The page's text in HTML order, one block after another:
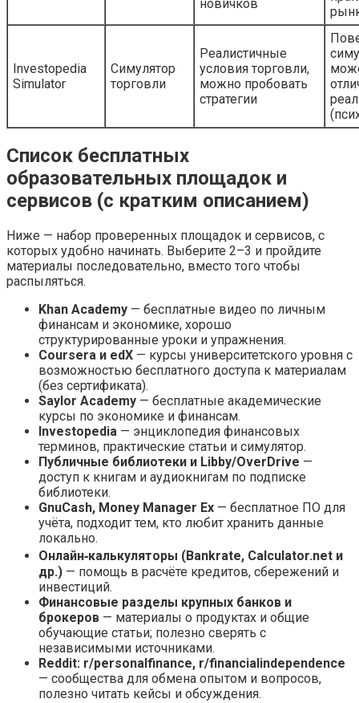
новичков
Investopedia
Simulator
Симулятор
торговли
Реалистичные
условия торговли,
можно пробовать
стратегии
Список бесплатных
образовательных площадок и
сервисов (с кратким описанием)
Ниже — набор проверенных площадок и сервисов, с
которых удобно начинать. Выберите 2–3 и пройдите
материалы последовательно, вместо того чтобы
распыляться.
Khan Academy — бесплатные видео по личным
финансам и экономике, хорошо
структурированные уроки и упражнения.
Coursera и edX — курсы университетского уровня с
возможностью бесплатного доступа к материалам
(без сертификата).
Saylor Academy — бесплатные академические
курсы по экономике и финансам.
Investopedia — энциклопедия финансовых
терминов, практические статьи и симулятор.
Публичные библиотеки и Libby/OverDrive —
доступ к книгам и аудиокнигам по подписке
библиотеки.
GnuCash, Money Manager Ex — бесплатное ПО для
учёта, подходит тем, кто любит хранить данные
локально.
Онлайн‑калькуляторы (Bankrate, Calculator.net и
др.) — помощь в расчёте кредитов, сбережений и
инвестиций.
Финансовые разделы крупных банков и
брокеров — материалы о продуктах и общие
обучающие статьи; полезно сверять с
независимыми источниками.
Reddit: r/personalfinance, r/financialindependence
— сообщества для обмена опытом и вопросов,
полезно читать кейсы и обсуждения.